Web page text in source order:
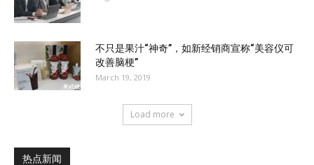
不只是果汁“神奇”，如新经销商宣称“美容仪可
改善脑梗”
March 19, 2019
Load more
热点新闻